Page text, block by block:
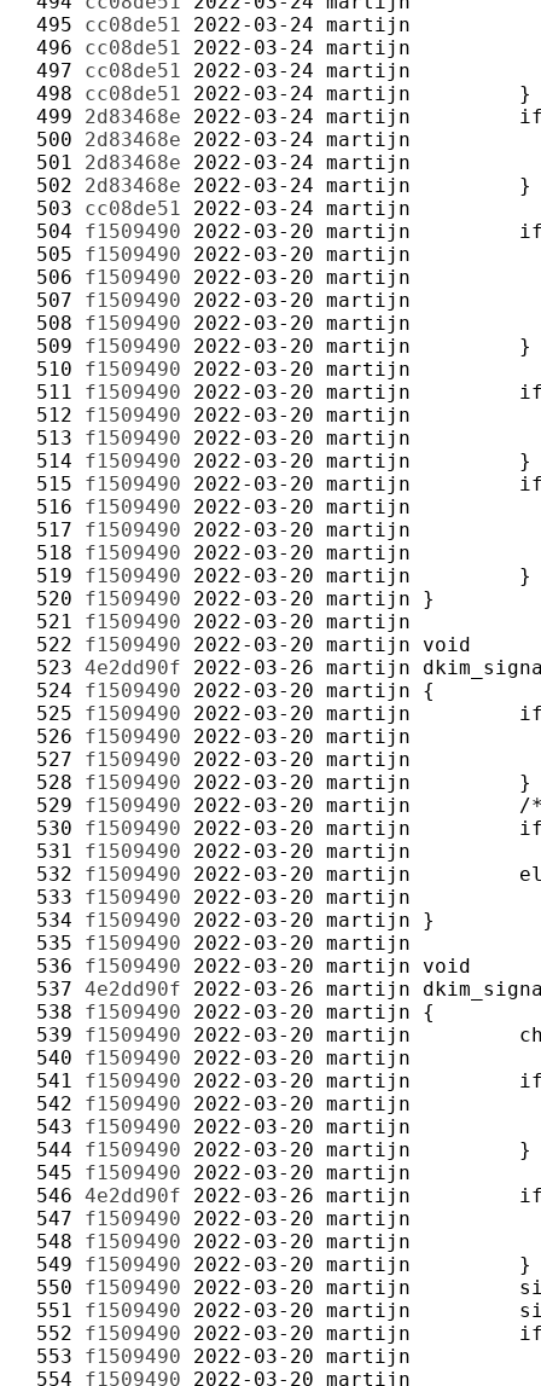
495 cc08de51 2022-03-24 martijn
496 cc08de51 2022-03-24 martijn
497 cc08de51 2022-03-24 martijn
498 cc08de51 2022-03-24 martijn
499 2d83468e 2022-03-24 martijn
500 2d83468e 2022-03-24 martijn
501 2d83468e 2022-03-24 martijn
502 2d83468e 2022-03-24 martijn
503 cc08de51 2022-03-24 martijn
504 f1509490 2022-03-20 martijn
505 f1509490 2022-03-20 martijn
506 f1509490 2022-03-20 martijn
507 f1509490 2022-03-20 martijn
508 f1509490 2022-03-20 martijn
509 f1509490 2022-03-20 martijn
510 f1509490 2022-03-20 martijn
511 f1509490 2022-03-20 martijn
512 f1509490 2022-03-20 martijn
513 f1509490 2022-03-20 martijn
514 f1509490 2022-03-20 martijn
515 f1509490 2022-03-20 martijn
516 f1509490 2022-03-20 martijn
517 f1509490 2022-03-20 martijn
518 f1509490 2022-03-20 martijn
519 f1509490 2022-03-20 martijn
520 f1509490 2022-03-20 martijn
521 f1509490 2022-03-20 martijn
522 f1509490 2022-03-20 martijn
523 4e2dd90f 2022-03-26 martijn
524 f1509490 2022-03-20 martijn
525 f1509490 2022-03-20 martijn
526 f1509490 2022-03-20 martijn
527 f1509490 2022-03-20 martijn
528 f1509490 2022-03-20 martijn
529 f1509490 2022-03-20 martijn
530 f1509490 2022-03-20 martijn
531 f1509490 2022-03-20 martijn
532 f1509490 2022-03-20 martijn
533 f1509490 2022-03-20 martijn
534 f1509490 2022-03-20 martijn
535 f1509490 2022-03-20 martijn
536 f1509490 2022-03-20 martijn
537 4e2dd90f 2022-03-26 martijn
538 f1509490 2022-03-20 martijn
539 f1509490 2022-03-20 martijn
540 f1509490 2022-03-20 martijn
541 f1509490 2022-03-20 martijn
542 f1509490 2022-03-20 martijn
543 f1509490 2022-03-20 martijn
544 f1509490 2022-03-20 martijn
545 f1509490 2022-03-20 martijn
546 4e2dd90f 2022-03-26 martijn
547 f1509490 2022-03-20 martijn
548 f1509490 2022-03-20 martijn
549 f1509490 2022-03-20 martijn
550 f1509490 2022-03-20 martijn
551 f1509490 2022-03-20 martijn
552 f1509490 2022-03-20 martijn
553 f1509490 2022-03-20 martijn
554 f1509490 2022-03-20 martijn